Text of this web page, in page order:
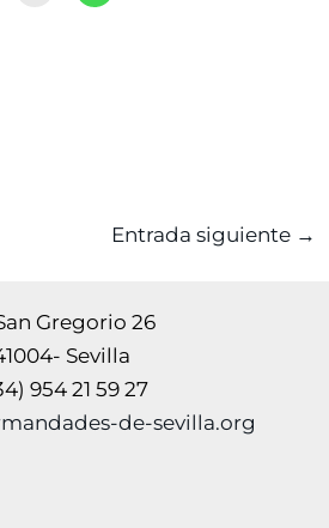
Entrada siguiente →
Gregorio 26
Sevilla
954 21 59 27
de-sevilla.org